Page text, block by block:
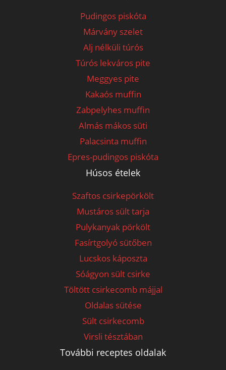
Pudingos piskóta
Márvány szelet
Alj nélküli túrós
Túrós lekváros pite
Meggyes pite
Kakaós muffin
Zabpelyhes muffin
Almás mákos süti
Palacsinta muffin
Epres-pudingos piskóta
Húsos ételek
Szaftos csirkepörkölt
Mustáros sült tarja
Pulykanyak pörkölt
Fasírtgolyó sütőben
Lucskos káposzta
Sóágyon sült csirke
Töltött csirkecomb májjal
Oldalas sütése
Sült csirkecomb
Virsli tésztában
További receptes oldalak